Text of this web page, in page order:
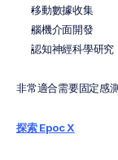
移動數據收集
腦機介面開發
認知神經科學研究
非常適合需要固定感
探索 Epoc X